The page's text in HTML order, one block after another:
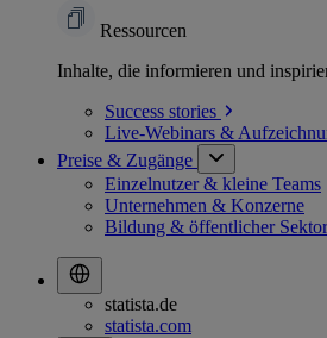
Ressourcen
Inhalte, die informieren und
Success stories
Live-Webinars &
Preise & Zugänge
Einzelnutzer & kleine Teams
Unternehmen & Konzerne
Bildung & öffentlicher Sektor
statista.de
statista.com